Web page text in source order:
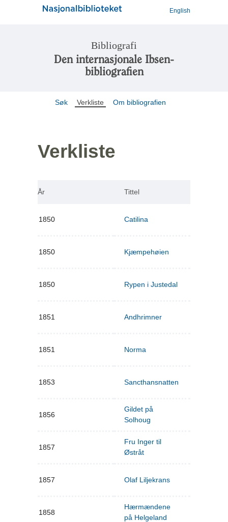
English
Bibliografi
Den internasjonale Ibsen-
bibliografien
Søk Verkliste Om bibliografien
Verkliste
År Tittel
1850 Catilina
1850 Kjæmpehøien
1850 Rypen i Justedal
1851 Andhrimner
1851 Norma
1853 Sancthansnatten
1856
Gildet på
Solhoug
1857
Fru Inger til
Østråt
1857 Olaf Liljekrans
1858
Hærmændene
på Helgeland